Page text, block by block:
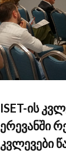
ISET-ის
ერევანში
კვლევები